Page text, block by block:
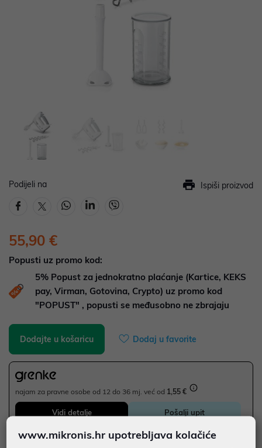
Podijeli na Ispiši proizvod
55,90 €
Popusti uz promo kod:
5% Popust za jednokratno plaćanje (Kartice, KEKS
pay, Virman, Gotovina, Crypto) uz promo kod
"POPUST" , popusti se međusobno ne zbrajaju
Dodajte u košaricu Dodaj u favorite
najam za pravne osobe od 12 do 36 mj. već od 1,55 €
Vidi detalje Pošalji upit
www.mikronis.hr upotrebljava kolačiće